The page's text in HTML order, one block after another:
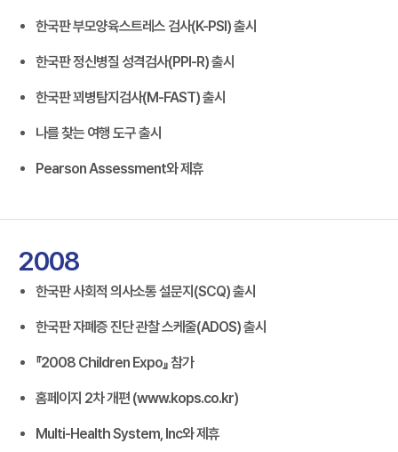
한국판 부모양육스트레스 검사(K-PSI) 출시
한국판 정신병질 성격검사(PPI-R) 출시
한국판 꾀병탐지검사(M-FAST) 출시
나를 찾는 여행 도구 출시
Pearson Assessment와 제휴
2008
한국판 사회적 의사소통 설문지(SCQ) 출시
한국판 자폐증 진단 관찰 스케줄(ADOS) 출시
『2008 Children Expo』 참가
홈페이지 2차 개편 (www.kops.co.kr)
Multi-Health System, Inc와 제휴